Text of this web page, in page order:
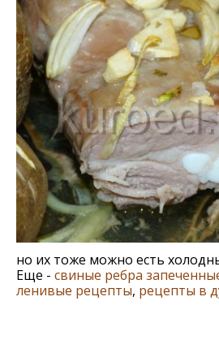
но их тоже можно есть
Еще - свиные ребра
ленивые рецепты, рецепты в